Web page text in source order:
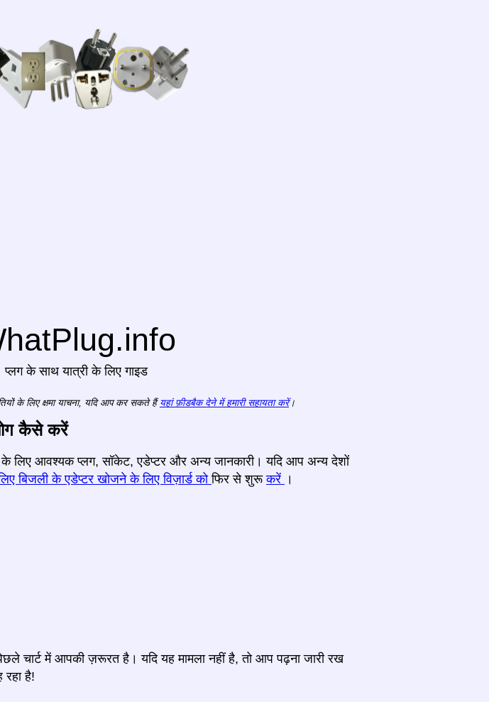
प्लग के साथ यात्री के लिए गाइड
के लिए क्षमा याचना, यदि आप कर सकते हैं यहां फ़ीडबैक देने में हमारी सहायता करें।
कैसे करें
के लिए आवश्यक प्लग, सॉकेट, एडेप्टर और अन्य जानकारी। यदि आप अन्य देशों
बिजली के एडेप्टर खोजने के लिए विज़ार्ड कोफिर से शुरूकरें ।
चार्ट में आपकी ज़रूरत है। यदि यह मामला नहीं है, तो आप पढ़ना जारी रख
है!